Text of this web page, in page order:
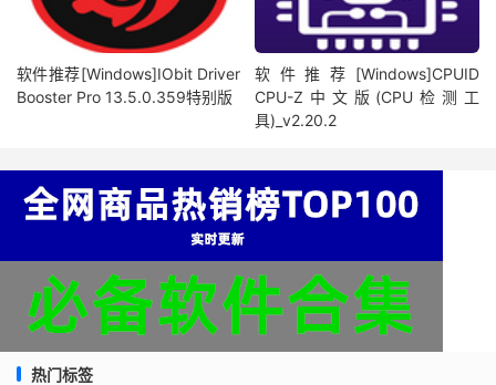
软件推荐[Windows]IObit Driver
Booster Pro 13.5.0.359特别版
软件推荐[Windows]CPUID
CPU-Z中文版(CPU检测工
具)_v2.20.2
热门标签